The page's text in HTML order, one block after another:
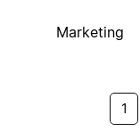
Marketing
1